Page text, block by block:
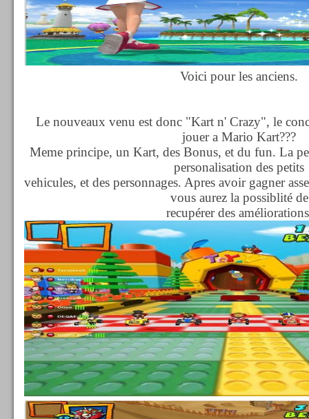
Voici pour les anciens.
Le nouveaux venu est donc "Kart n' Crazy", le
jouer a Mario Kart???
Meme principe, un Kart, des Bonus, et du fun. La
personalisation des petits
vehicules, et des personnages. Apres avoir gagner
vous aurez la possiblité de
recupérer des